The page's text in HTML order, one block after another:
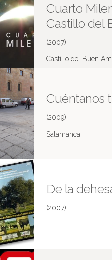
Cuarto
Castillo del
(2007)
Castillo del Buen
Cuéntanos
(2009)
Salamanca
De la
(2007)